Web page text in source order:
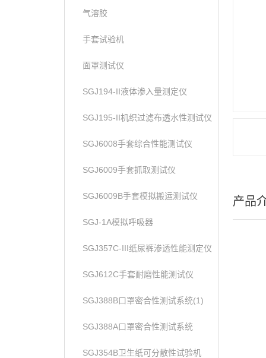
气溶胶
手套试验机
面罩测试仪
SGJ194-II液体渗入量测定仪
SGJ195-II机织过滤布透水性测试仪
SGJ6008手套综合性能测试仪
SGJ6009手套抓取测试仪
SGJ6009B手套模拟搬运测试仪
SGJ-1A模拟呼吸器
SGJ357C-III纸尿裤渗透性能测定仪
SGJ612C手套耐磨性能测试仪
SGJ388B口罩密合性测试系统(1)
SGJ388A口罩密合性测试系统
SGJ354B卫生纸可分散性试验机
产品